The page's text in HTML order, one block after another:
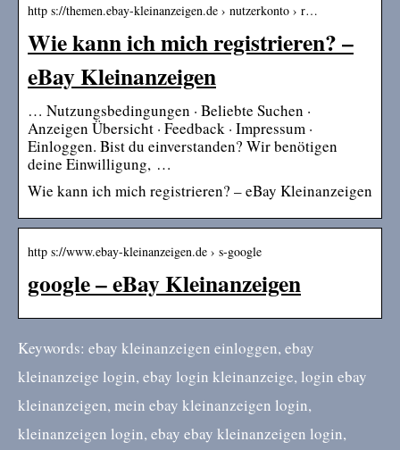
http s://themen.ebay-kleinanzeigen.de › nutzerkonto › r…
Wie kann ich mich registrieren? –
eBay Kleinanzeigen
… Nutzungsbedingungen · Beliebte Suchen ·
Anzeigen Übersicht · Feedback · Impressum ·
Einloggen. Bist du einverstanden? Wir benötigen
deine Einwilligung, …
Wie kann ich mich registrieren? – eBay Kleinanzeigen
http s://www.ebay-kleinanzeigen.de › s-google
google – eBay Kleinanzeigen
Keywords: ebay kleinanzeigen einloggen, ebay
kleinanzeige login, ebay login kleinanzeige, login ebay
kleinanzeigen, mein ebay kleinanzeigen login,
kleinanzeigen login, ebay ebay kleinanzeigen login,